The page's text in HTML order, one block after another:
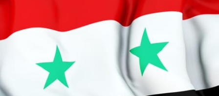
منوعات
كأس العالم
البرامج
جدول البرامج